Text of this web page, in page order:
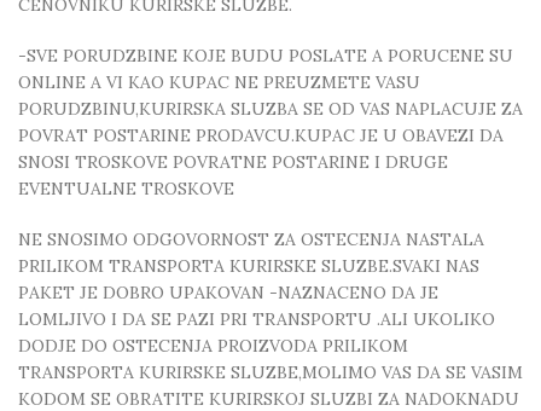
CENOVNIKU KURIRSKE SLUZBE.
-SVE PORUDZBINE KOJE BUDU POSLATE A PORUCENE SU
ONLINE A VI KAO KUPAC NE PREUZMETE VASU
PORUDZBINU,KURIRSKA SLUZBA SE OD VAS NAPLACUJE ZA
POVRAT POSTARINE PRODAVCU.KUPAC JE U OBAVEZI DA
SNOSI TROSKOVE POVRATNE POSTARINE I DRUGE
EVENTUALNE TROSKOVE
NE SNOSIMO ODGOVORNOST ZA OSTECENJA NASTALA
PRILIKOM TRANSPORTA KURIRSKE SLUZBE.SVAKI NAS
PAKET JE DOBRO UPAKOVAN -NAZNACENO DA JE
LOMLJIVO I DA SE PAZI PRI TRANSPORTU .ALI UKOLIKO
DODJE DO OSTECENJA PROIZVODA PRILIKOM
TRANSPORTA KURIRSKE SLUZBE,MOLIMO VAS DA SE VASIM
KODOM SE OBRATITE KURIRSKOJ SLUZBI ZA NADOKNADU